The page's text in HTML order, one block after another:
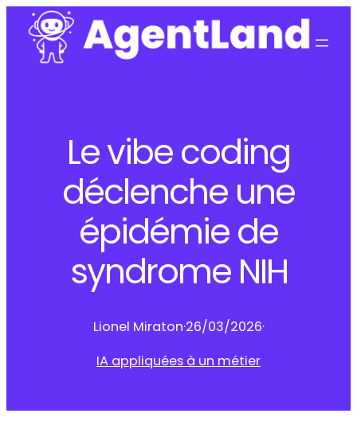
Le vibe coding
déclenche une
épidémie de
syndrome NIH
Lionel Miraton·26/03/2026·
IA appliquées à un métier